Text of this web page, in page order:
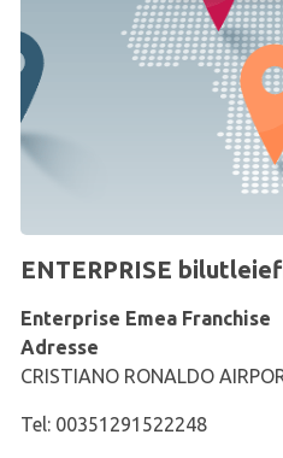
ENTERPRISE
Enterprise Emea Franchise
Adresse
CRISTIANO RONALDO
Tel: 00351291522248